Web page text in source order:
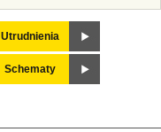
Utrudnienia
Schematy